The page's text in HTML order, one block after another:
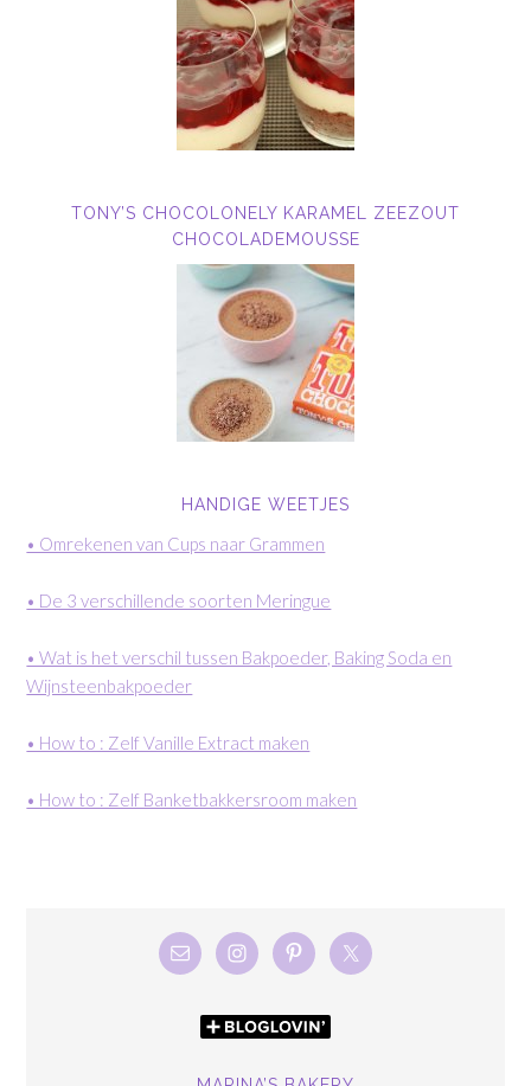
TONY’S CHOCOLONELY KARAMEL ZEEZOUT
CHOCOLADEMOUSSE
HANDIGE WEETJES
• Omrekenen van Cups naar Grammen
• De 3 verschillende soorten Meringue
• Wat is het verschil tussen Bakpoeder, Baking Soda en
Wijnsteenbakpoeder
• How to : Zelf Vanille Extract maken
• How to : Zelf Banketbakkersroom maken